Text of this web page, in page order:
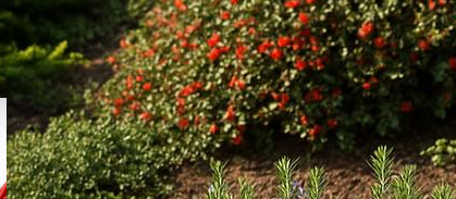
semina a fine estate
Kit di palette e cucchiai da
semina: come scegliere gli
accessori giusti per semi
piccoli e trapianti delicati